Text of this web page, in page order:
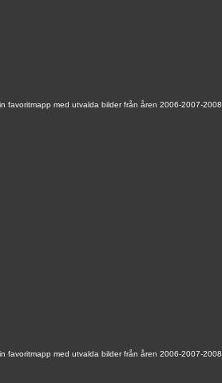
favoritmapp med utvalda bilder från åren 2006-2007-2008.
favoritmapp med utvalda bilder från åren 2006-2007-2008.